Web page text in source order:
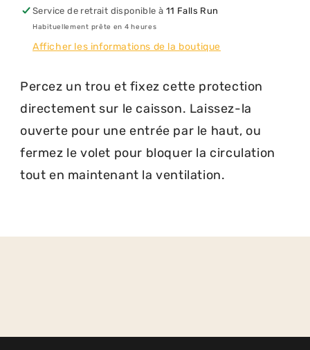
supérieure supérieure
Service de retrait disponible à 11 Falls Run
Habituellement prête en 4 heures
Afficher les informations de la boutique
Percez un trou et fixez cette protection
directement sur le caisson. Laissez-la
ouverte pour une entrée par le haut, ou
fermez le volet pour bloquer la circulation
tout en maintenant la ventilation.